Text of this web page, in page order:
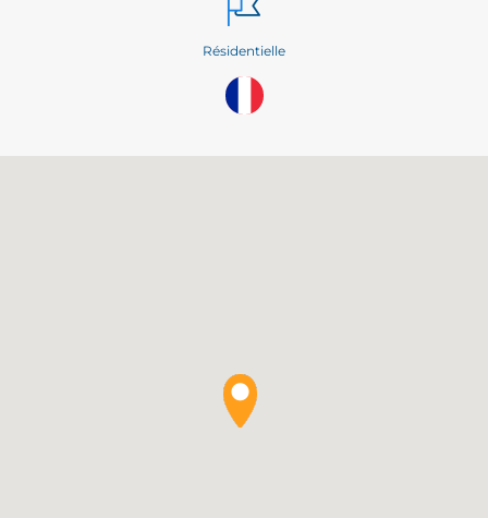
Résidentielle